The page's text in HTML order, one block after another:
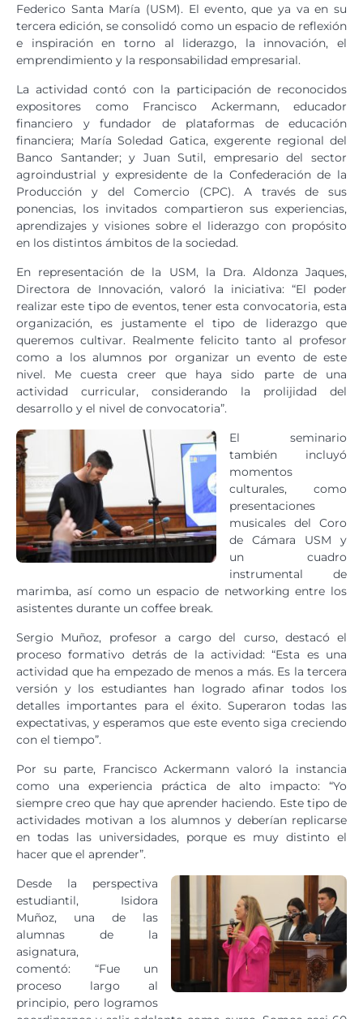
Federico Santa María (USM). El evento, que ya va en su
tercera edición, se consolidó como un espacio de reflexión
e inspiración en torno al liderazgo, la innovación, el
emprendimiento y la responsabilidad empresarial.
La actividad contó con la participación de reconocidos
expositores como Francisco Ackermann, educador
financiero y fundador de plataformas de educación
financiera; María Soledad Gatica, exgerente regional del
Banco Santander; y Juan Sutil, empresario del sector
agroindustrial y expresidente de la Confederación de la
Producción y del Comercio (CPC). A través de sus
ponencias, los invitados compartieron sus experiencias,
aprendizajes y visiones sobre el liderazgo con propósito
en los distintos ámbitos de la sociedad.
En representación de la USM, la Dra. Aldonza Jaques,
Directora de Innovación, valoró la iniciativa: “El poder
realizar este tipo de eventos, tener esta convocatoria, esta
organización, es justamente el tipo de liderazgo que
queremos cultivar. Realmente felicito tanto al profesor
como a los alumnos por organizar un evento de este
nivel. Me cuesta creer que haya sido parte de una
actividad curricular, considerando la prolijidad del
desarrollo y el nivel de convocatoria”.
El seminario
también incluyó
momentos
culturales, como
presentaciones
musicales del Coro
de Cámara USM y
un cuadro
instrumental de
marimba, así como un espacio de networking entre los
asistentes durante un coffee break.
Sergio Muñoz, profesor a cargo del curso, destacó el
proceso formativo detrás de la actividad: “Esta es una
actividad que ha empezado de menos a más. Es la tercera
versión y los estudiantes han logrado afinar todos los
detalles importantes para el éxito. Superaron todas las
expectativas, y esperamos que este evento siga creciendo
con el tiempo”.
Por su parte, Francisco Ackermann valoró la instancia
como una experiencia práctica de alto impacto: “Yo
siempre creo que hay que aprender haciendo. Este tipo de
actividades motivan a los alumnos y deberían replicarse
en todas las universidades, porque es muy distinto el
hacer que el aprender”.
Desde la perspectiva
estudiantil, Isidora
Muñoz, una de las
alumnas de la
asignatura,
comentó: “Fue un
proceso largo al
principio, pero logramos